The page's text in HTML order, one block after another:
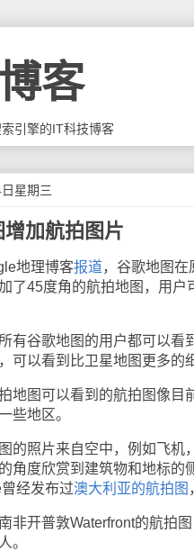
客
引擎的IT科技博客
星期三
加航拍图片
地理博客报道，谷歌地图
了45度角的航拍地图，用
谷歌地图的用户都可以看
可以看到比卫星地图更多的
图可以看到的航拍图像目
些地区。
照片来自空中，例如飞机
角度欣赏到建筑物和地标的
经发布过澳大利亚的航拍图
开普敦Waterfront的航拍图
。